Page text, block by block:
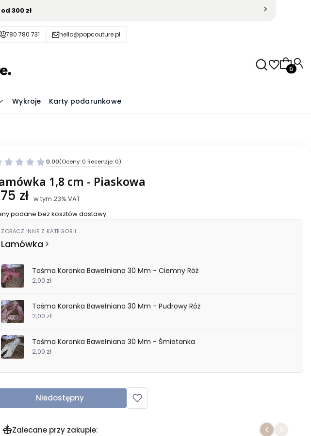
od 300 zł
780 780 731 hello@popcouture.pl
Wykroje Karty podarunkowe
0.00(Oceny: 0 Recenzje: 0)
Przejdź do sekcji Opinie
1,8 cm - Piaskowa
zł w tym 23% VAT
w tym 23% VAT
podane bez kosztów dostawy.
ZOBACZ INNE Z KATEGORII
Lamówka
Taśma Koronka Bawełniana 30 Mm - Ciemny Róż
2,00 zł
Taśma Koronka Bawełniana 30 Mm - Pudrowy Róż
2,00 zł
Taśma Koronka Bawełniana 30 Mm - Śmietanka
2,00 zł
Niedostępny
Zalecane przy zakupie: